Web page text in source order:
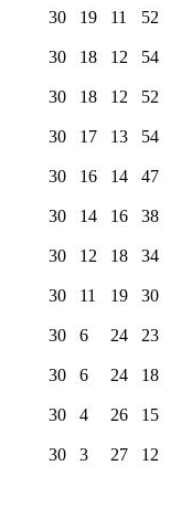
30 19 11 52
30 18 12 54
30 18 12 52
30 17 13 54
30 16 14 47
30 14 16 38
30 12 18 34
30 11 19 30
30 6 24 23
30 6 24 18
30 4 26 15
30 3 27 12